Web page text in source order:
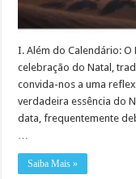
I. Além do Calendário:
celebração do Natal,
convida-nos a uma
verdadeira essência do
data, frequentemente
Saiba Mais »